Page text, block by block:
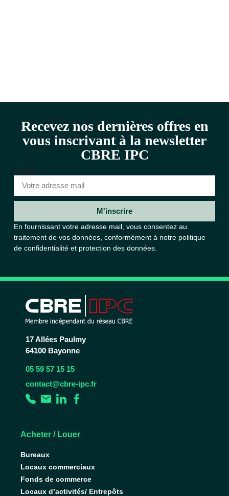
Recevez nos dernières offres en
vous inscrivant à la newsletter
CBRE IPC
Email
M'inscrire
En fournissant votre adresse mail, vous consentez au
traitement de vos données, conformément à notre politique
de confidentialité et protection des données.
17 Allées Paulmy
64100 Bayonne
05 59 57 15 15
contact@cbre-ipc.fr
Acheter / Louer
Bureaux
Locaux commerciaux
Fonds de commerce
Locaux d’activités/ Entrepôts